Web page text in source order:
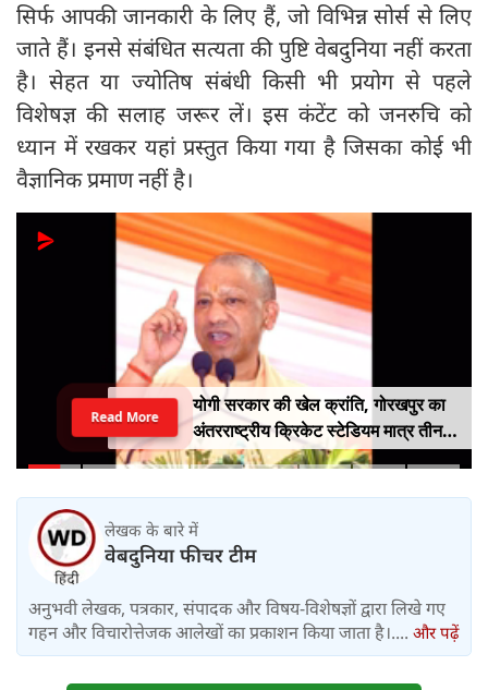
सिर्फ आपकी जानकारी के लिए हैं, जो विभिन्न सोर्स से लिए
जाते हैं। इनसे संबंधित सत्यता की पुष्टि वेबदुनिया नहीं करता
है। सेहत या ज्योतिष संबंधी किसी भी प्रयोग से पहले
विशेषज्ञ की सलाह जरूर लें। इस कंटेंट को जनरुचि को
ध्यान में रखकर यहां प्रस्तुत किया गया है जिसका कोई भी
वैज्ञानिक प्रमाण नहीं है।
योगी सरकार की खेल क्रांति, गोरखपुर का
अंतरराष्ट्रीय क्रिकेट स्टेडियम मात्र तीन
महीने में लगभग 20% तैयार
Read More
लेखक के बारे में
वेबदुनिया फीचर टीम
अनुभवी लेखक, पत्रकार, संपादक और विषय-विशेषज्ञों द्वारा लिखे गए
गहन और विचारोत्तेजक आलेखों का प्रकाशन किया जाता है।.... और पढ़ें